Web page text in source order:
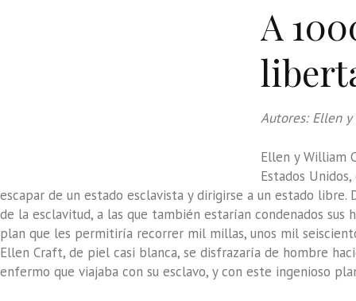
A
Autores: Ellen
Ellen y William
Estados
escapar de un estado esclavista y dirigirse a un estado libre.
de la esclavitud, a las que también estarían condenados sus
plan que les permitiría recorrer mil millas, unos mil
Ellen Craft, de piel casi blanca, se disfrazaría de hombre
enfermo que viajaba con su esclavo, y con este ingenioso